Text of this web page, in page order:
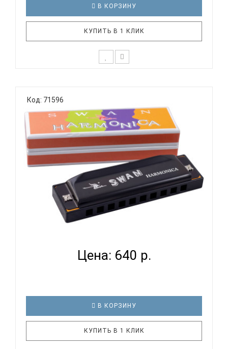
В КОРЗИНУ
КУПИТЬ В 1 КЛИК
мажор) Количество отверстий: 10 Язычки:
алюминий Корпус: пластик Крышки корпуса:
хромированные Цвет: черный Упаковка: картонная
SWAN SW1020-16-BK ди..
Код: 71596
SWAN SW1020-4-BK - ГУБНАЯ ГАРМОНИКА
Цена: 640 р.
В КОРЗИНУ
КУПИТЬ В 1 КЛИК